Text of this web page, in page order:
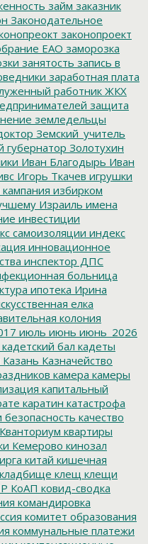
займ заказник
Законодательное
законопроект
ЕАО заморозка
занятость запись в
заработная плата
работник ЖКХ
защита
земледельцы
Земский_учитель
губернатор Золотухин
Иван Благодырь Иван
Игорь Ткачев игрушки
избирком
Израиль имена
инвестиции
самоизоляции индекс
инновационное
инспектор ДПС
больница
ипотека Ирина
елка
колония
июль июнь июнь_2026
кадетский бал кадеты
Казань Казначейство
камера камеры
капитальный
каратин катастрофа
безопасность качество
Кванториум квартиры
Кемерово кинозал
китай кишечная
кладбище клещ клещи
КоАП ковид-сводка
командировка
комитет образования
коммунальные платежи